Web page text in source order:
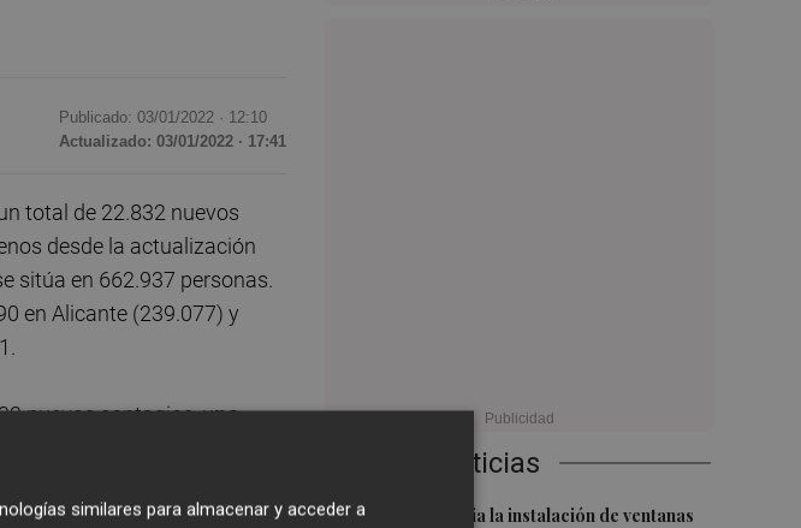
Últimas Noticias
1El PSPV denuncia la instalación de ventanas
Publicado: 03/01/2022 · 12:10
Actualizado: 03/01/2022 · 17:41
total de 22.832 nuevos
desde la actualización
sitúa en 662.937 personas.
en Alicante (239.077) y
nuevos contagios, una
similares para almacenar y acceder a